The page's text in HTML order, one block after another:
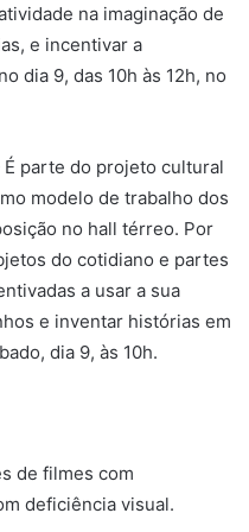
na imaginação de
e incentivar a
dia 9, das 10h às 12h, no
É parte do projeto cultural
modelo de trabalho dos
no hall térreo. Por
do cotidiano e partes
a usar a sua
e inventar histórias em
dia 9, às 10h.
de filmes com
deficiência visual.